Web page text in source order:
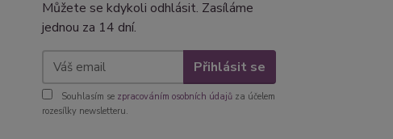
Můžete se kdykoli odhlásit. Zasíláme
jednou za 14 dní.
Přihlásit se
Souhlasím se zpracováním osobních údajů za účelem
rozesílky newsletteru.